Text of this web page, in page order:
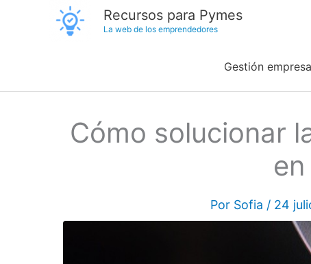
Recursos para Pymes
La web de los emprendedores
Gestión
Cómo solucionar
Por Sofia / 24